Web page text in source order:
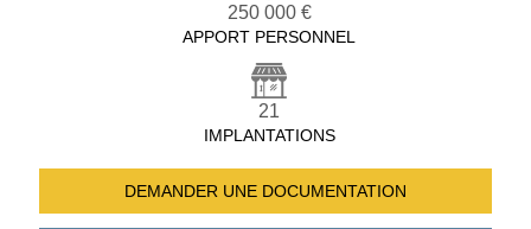
250 000 €
APPORT PERSONNEL
21
IMPLANTATIONS
DEMANDER UNE DOCUMENTATION